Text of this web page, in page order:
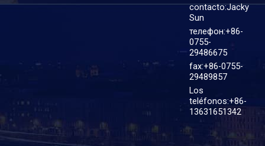
contacto:Jacky
Sun
телефон:+86-
0755-
29486675
fax:+86-0755-
29489857
Los
teléfonos:+86-
13631651342